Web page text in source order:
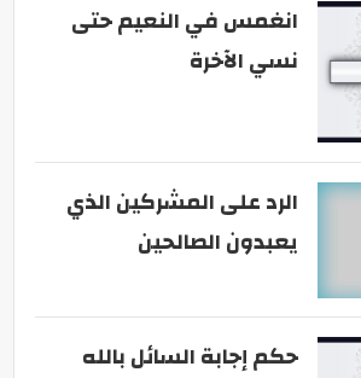
انغمس في النعيم حتى
نسي الآخرة
الرد على المشركين الذي
يعبدون الصالحين
حكم إجابة السائل بالله